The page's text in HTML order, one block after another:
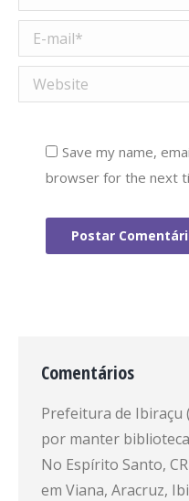
E-mail *
Website
Save my name,
browser for the next
Postar
Comentários
Prefeitura de Ibiraçu
por manter
No Espírito Santo,
em Viana, Aracruz,